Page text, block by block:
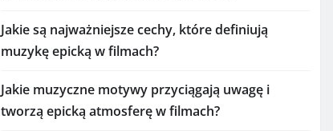
Jakie są najważniejsze cechy, które definiują
muzykę epicką w filmach?
Jakie muzyczne motywy przyciągają uwagę i
tworzą epicką atmosferę w filmach?